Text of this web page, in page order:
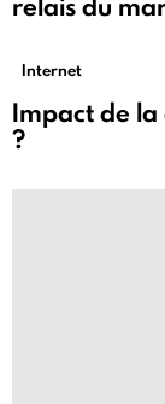
Internet
Impact de
?